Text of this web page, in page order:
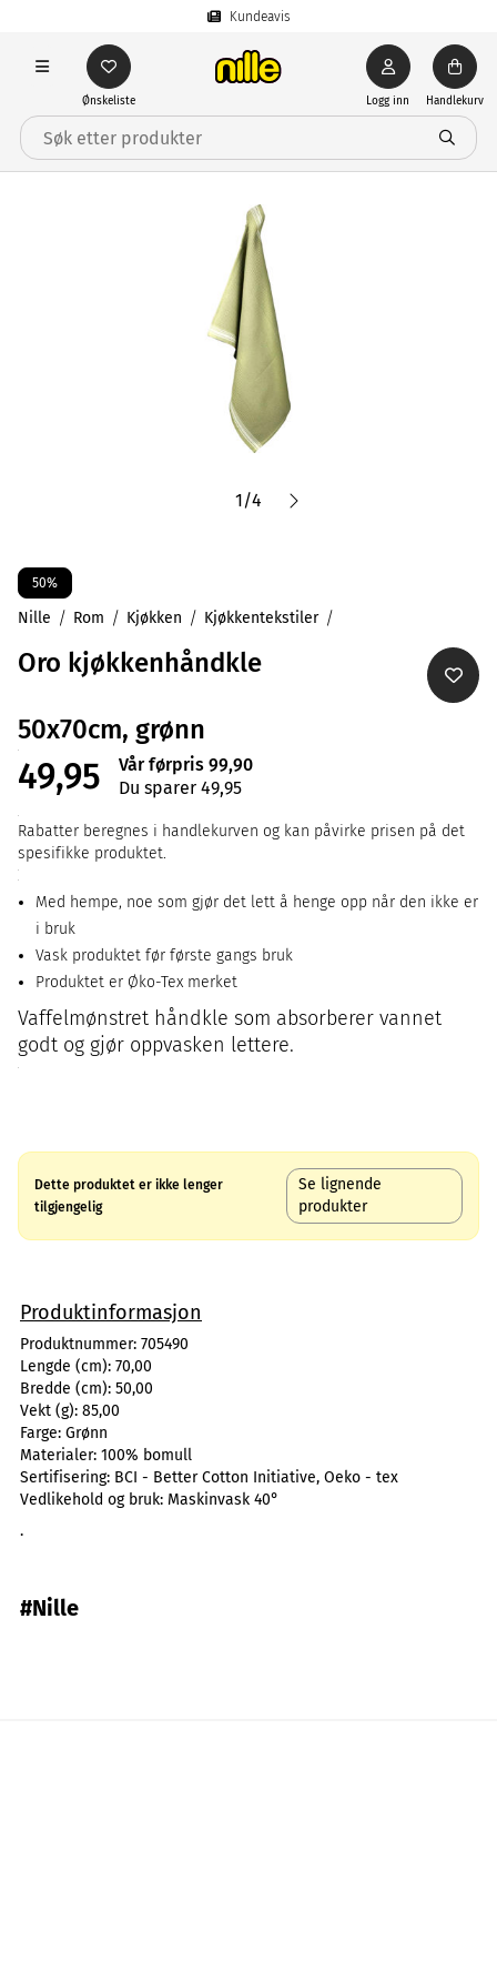
Kundeavis
Ønskeliste Logg inn Handlekurv
1/4
50%
Nille Rom Kjøkken Kjøkkentekstiler
Oro kjøkkenhåndkle
50x70cm, grønn
49,95
Vår førpris 99,90
Du sparer 49,95
Rabatter beregnes i handlekurven og kan påvirke prisen på det
spesifikke produktet.
Med hempe, noe som gjør det lett å henge opp når den ikke er
i bruk
Vask produktet før første gangs bruk
Produktet er Øko-Tex merket
Vaffelmønstret håndkle som absorberer vannet
godt og gjør oppvasken lettere.
Dette produktet er ikke lenger
tilgjengelig
Se lignende
produkter
Produktinformasjon
Produktnummer: 705490
Lengde (cm): 70,00
Bredde (cm): 50,00
Vekt (g): 85,00
Farge: Grønn
Materialer: 100% bomull
Sertifisering: BCI - Better Cotton Initiative, Oeko - tex
Vedlikehold og bruk: Maskinvask 40°
.
#Nille